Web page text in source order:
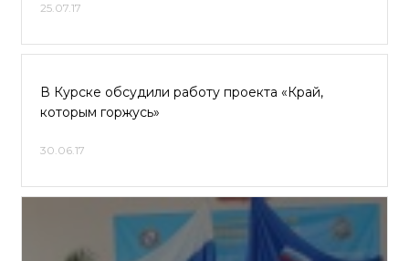
25.07.17
В Курске обсудили работу проекта «Край,
которым горжусь»
30.06.17